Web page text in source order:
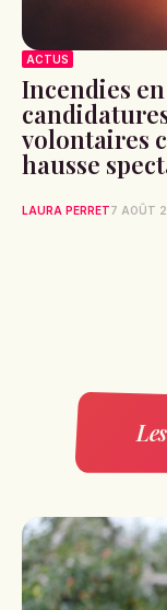
ACTUS
Incendies
volontaires
hausse
LAURA PERRET7 AOÛT